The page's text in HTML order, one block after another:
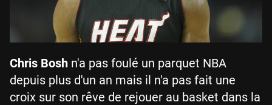
Chris Bosh n'a pas foulé un parquet NBA
depuis plus d'un an mais il n'a pas fait une
croix sur son rêve de rejouer au basket dans la